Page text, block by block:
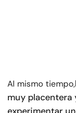
Al mismo tiempo,
muy placentera